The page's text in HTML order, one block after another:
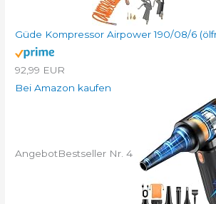
Güde Kompressor Airpower 190/08/6
92,99 EUR
Bei Amazon kaufen
AngebotBestseller Nr. 4